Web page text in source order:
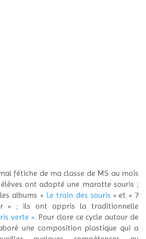
fétiche de ma classe de MS au mois
ont adopté une marotte souris ;
albums « Le train des souris » et « 7
» ; ils ont appris la traditionnelle
verte ». Pour clore ce cycle autour de
une composition plastique qui a